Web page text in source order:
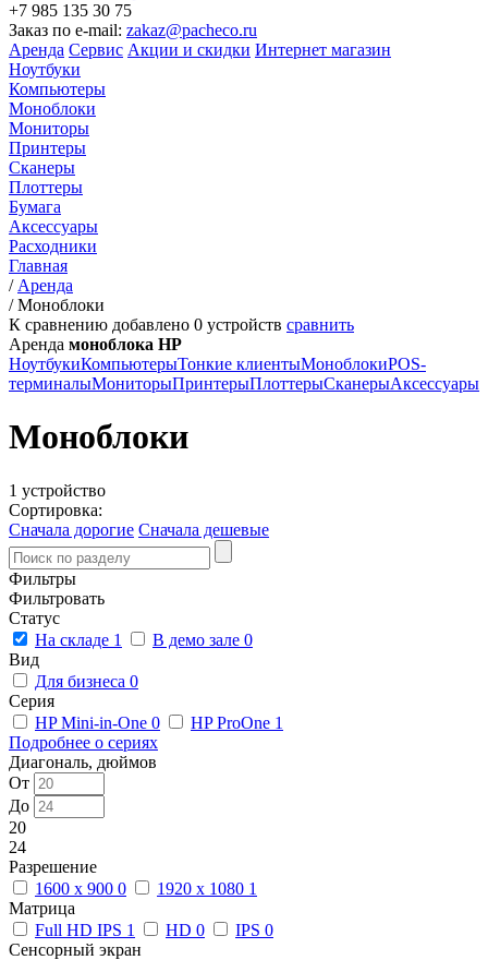
+7 985 135 30 75
Заказ по e-mail: zakaz@pacheco.ru
Аренда Сервис Акции и скидки Интернет магазин
Ноутбуки
Компьютеры
Моноблоки
Мониторы
Принтеры
Сканеры
Плоттеры
Бумага
Аксессуары
Расходники
Главная
/ Аренда
/Моноблоки
К сравнению добавлено 0 устройств сравнить
Аренда моноблока HP
НоутбукиКомпьютерыТонкие клиентыМоноблокиPOS-
терминалыМониторыПринтерыПлоттерыСканерыАксессуары
Моноблоки
1 устройство
Сортировка:
Сначала дорогие Сначала дешевые
Фильтры
Фильтровать
Статус
На складе 1 В демо зале 0
Вид
Для бизнеса 0
Серия
HP Mini-in-One 0 HP ProOne 1
Подробнее о сериях
Диагональ, дюймов
От
До
20
24
Разрешение
1600 x 900 0 1920 x 1080 1
Матрица
Full HD IPS 1 HD 0 IPS 0
Сенсорный экран